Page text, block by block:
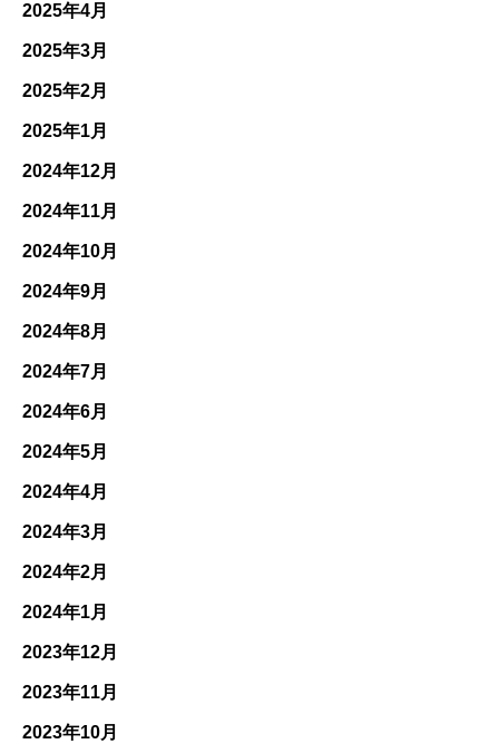
2025年4月
2025年3月
2025年2月
2025年1月
2024年12月
2024年11月
2024年10月
2024年9月
2024年8月
2024年7月
2024年6月
2024年5月
2024年4月
2024年3月
2024年2月
2024年1月
2023年12月
2023年11月
2023年10月